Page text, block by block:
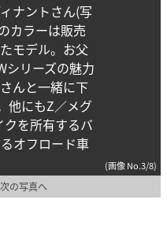
ナントさん(写
カラーは販売
モデル。お父
シリーズの魅力
んと一緒に下
他にもZ／メグ
を所有するバ
オフロード車
(画像 No.3/8)
の写真へ